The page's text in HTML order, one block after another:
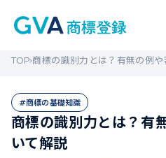
TOP 商標の識別力とは？有無の例や
#商標の基礎知識
商標の識別力とは？有
いて解説